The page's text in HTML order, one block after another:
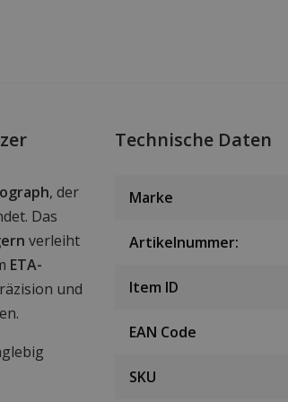
, der
Das
verleiht
ETA-
und
Technische Daten
Marke
Artikelnummer:
Item ID
EAN Code
SKU